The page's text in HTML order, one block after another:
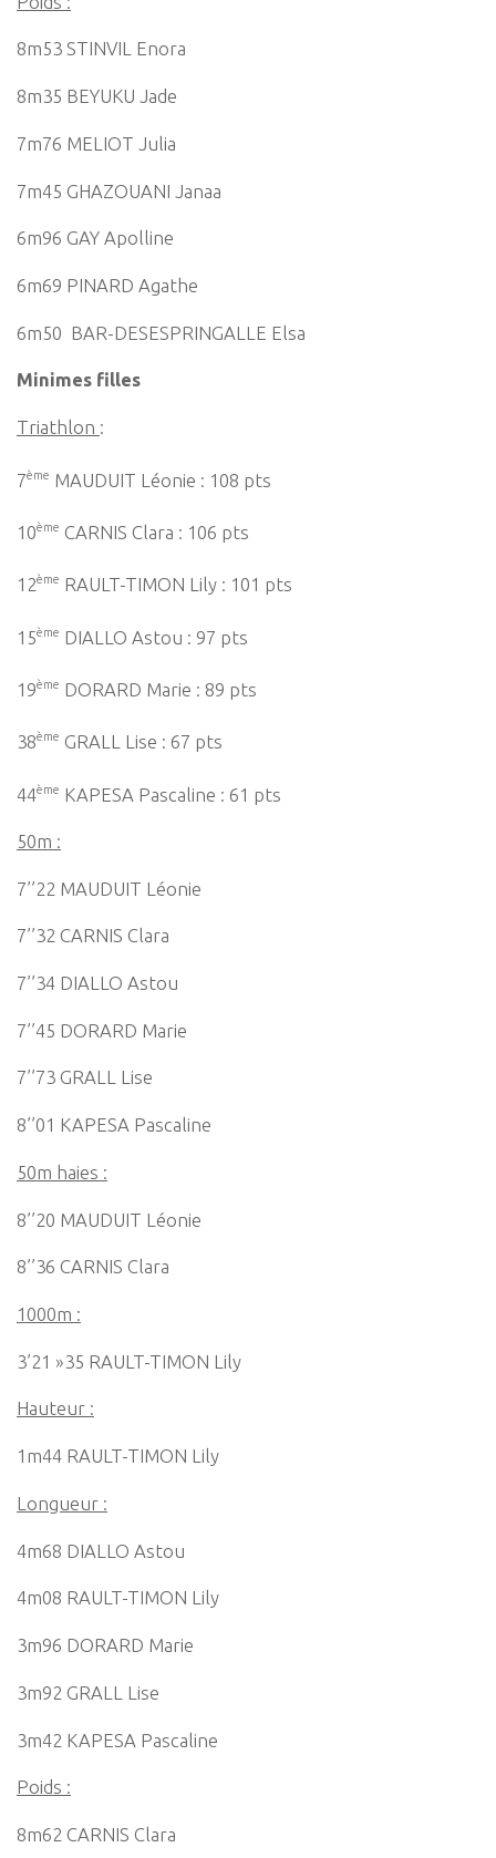
8m53 STINVIL Enora
8m35 BEYUKU Jade
7m76 MELIOT Julia
7m45 GHAZOUANI Janaa
6m96 GAY Apolline
6m69 PINARD Agathe
6m50 BAR-DESESPRINGALLE Elsa
Minimes filles
Triathlon :
7ème MAUDUIT Léonie : 108 pts
10ème CARNIS Clara : 106 pts
12ème RAULT-TIMON Lily : 101 pts
15ème DIALLO Astou : 97 pts
19ème DORARD Marie : 89 pts
38ème GRALL Lise : 67 pts
44ème KAPESA Pascaline : 61 pts
50m :
7’’22 MAUDUIT Léonie
7’’32 CARNIS Clara
7’’34 DIALLO Astou
7’’45 DORARD Marie
7’’73 GRALL Lise
8’’01 KAPESA Pascaline
50m haies :
8’’20 MAUDUIT Léonie
8’’36 CARNIS Clara
1000m :
3’21 »35 RAULT-TIMON Lily
Hauteur :
1m44 RAULT-TIMON Lily
Longueur :
4m68 DIALLO Astou
4m08 RAULT-TIMON Lily
3m96 DORARD Marie
3m92 GRALL Lise
3m42 KAPESA Pascaline
Poids :
8m62 CARNIS Clara